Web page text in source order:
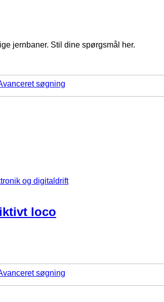
jernbaner. Stil dine spørgsmål her.
søgning
og digitaldrift
loco
søgning